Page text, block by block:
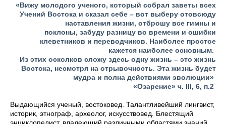
«Вижу молодого ученого, который собрал заветы всех
Учений Востока и сказал себе – вот выберу отовсюду
наставления жизни, отброшу все гимны и
поклоны, забуду разницу во времени и ошибки
клеветников и переводчиков. Наиболее простое
кажется наиболее основным.
Из этих осколков сложу здесь одну жизнь – это жизнь
Востока, несмотря на отрывочность. Эта жизнь будет
мудра и полна действиями эволюции»
«Озарение» ч. III, 6, п.2
Выдающийся ученый, востоковед. Талантливейший лингвист,
историк, этнограф, археолог, искусствовед. Блестящий
энциклопедист, владеющий различными областями знаний,